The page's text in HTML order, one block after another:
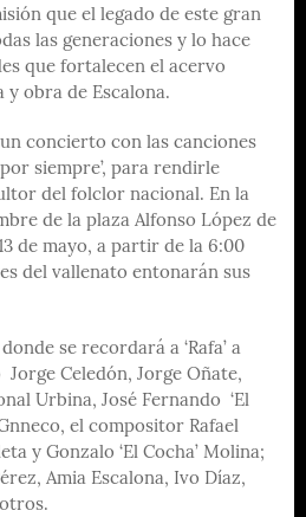
que el legado de este gran
las generaciones y lo hace
que fortalecen el acervo
obra de Escalona.
concierto con las canciones
siempre’, para rendirle
del folclor nacional. En la
de la plaza Alfonso López de
de mayo, a partir de la 6:00
del vallenato entonarán sus
se recordará a ‘Rafa’ a
Celedón, Jorge Oñate,
Urbina, José Fernando ‘El
el compositor Rafael
y Gonzalo ‘El Cocha’ Molina;
Amia Escalona, Ivo Díaz,